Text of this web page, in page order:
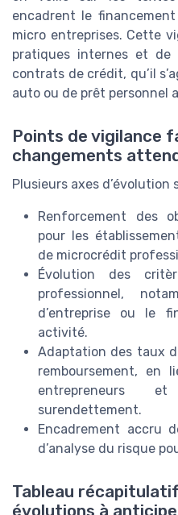
encadrent le
micro entreprises. Cette
pratiques internes et
contrats de crédit, qu’il
auto ou de prêt personnel
Points de vigilance
changements
Plusieurs axes d’évolution
Renforcement des
pour les
de microcrédit
Évolution des
professionnel,
d’entreprise ou le
activité.
Adaptation des taux
remboursement, en
entrepreneurs
surendettement.
Encadrement accru
d’analyse du risque
Tableau